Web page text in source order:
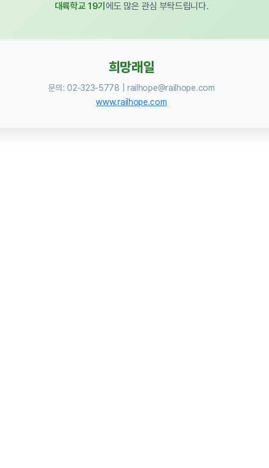
대륙학교 19기 에도 많은 관심 부탁드립니다.
희망래일
문의: 02-323-5778 | railhope@railhope.com
www.railhope.com